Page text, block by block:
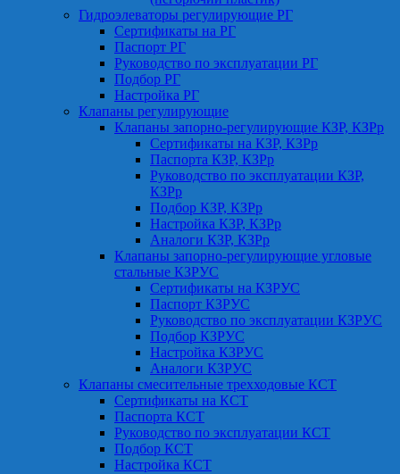
Гидроэлеваторы регулирующие РГ
Сертификаты на РГ
Паспорт РГ
Руководство по эксплуатации РГ
Подбор РГ
Настройка РГ
Клапаны регулирующие
Клапаны запорно-регулирующие КЗР, КЗРр
Сертификаты на КЗР, КЗРр
Паспорта КЗР, КЗРр
Руководство по эксплуатации КЗР,
КЗРр
Подбор КЗР, КЗРр
Настройка КЗР, КЗРр
Аналоги КЗР, КЗРр
Клапаны запорно-регулирующие угловые
стальные КЗРУС
Сертификаты на КЗРУС
Паспорт КЗРУС
Руководство по эксплуатации КЗРУС
Подбор КЗРУС
Настройка КЗРУС
Аналоги КЗРУС
Клапаны смесительные трехходовые КСТ
Сертификаты на КСТ
Паспорта КСТ
Руководство по эксплуатации КСТ
Подбор КСТ
Настройка КСТ